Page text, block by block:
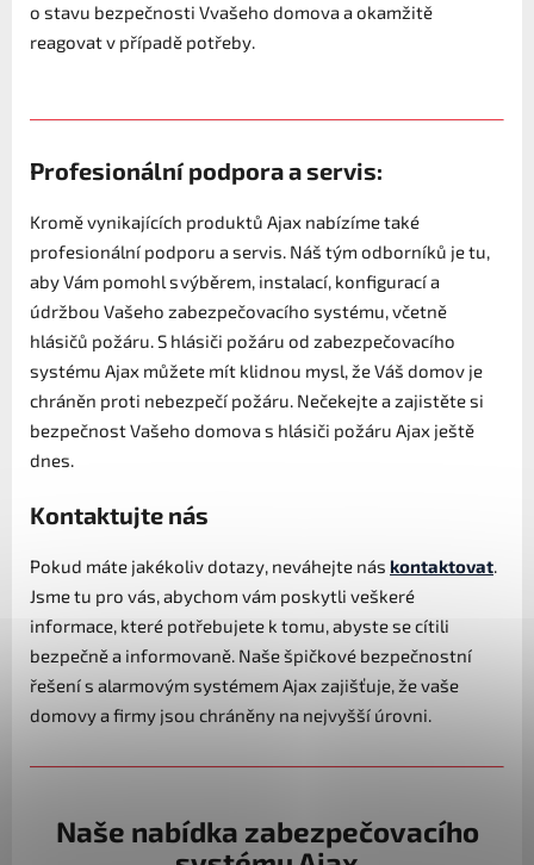
o stavu bezpečnosti Vvašeho domova a okamžitě
reagovat v případě potřeby.
Profesionální podpora a servis:
Kromě vynikajících produktů Ajax nabízíme také
profesionální podporu a servis. Náš tým odborníků je tu,
aby Vám pomohl s výběrem, instalací, konfigurací a
údržbou Vašeho zabezpečovacího systému, včetně
hlásičů požáru. S hlásiči požáru od zabezpečovacího
systému Ajax můžete mít klidnou mysl, že Váš domov je
chráněn proti nebezpečí požáru. Nečekejte a zajistěte si
bezpečnost Vašeho domova s hlásiči požáru Ajax ještě
dnes.
Kontaktujte nás
Pokud máte jakékoliv dotazy, neváhejte nás kontaktovat.
Jsme tu pro vás, abychom vám poskytli veškeré
informace, které potřebujete k tomu, abyste se cítili
bezpečně a informovaně. Naše špičkové bezpečnostní
řešení s alarmovým systémem Ajax zajišťuje, že vaše
domovy a firmy jsou chráněny na nejvyšší úrovni.
Naše nabídka zabezpečovacího